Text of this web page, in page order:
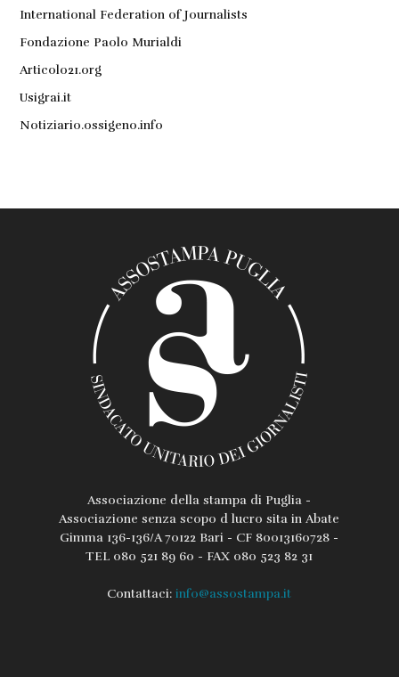
International Federation of Journalists
Fondazione Paolo Murialdi
Articolo21.org
Usigrai.it
Notiziario.ossigeno.info
Associazione della stampa di Puglia -
Associazione senza scopo d lucro sita in Abate
Gimma 136-136/A 70122 Bari - CF 80013160728 -
TEL 080 521 89 60 - FAX 080 523 82 31
Contattaci:info@assostampa.it